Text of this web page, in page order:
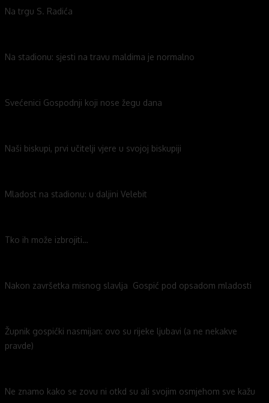
Na trgu S. Radića
Na stadionu: sjesti na travu maldima je normalno
Svećenici Gospodnji koji nose žegu dana
Naši biskupi, prvi učitelji vjere u svojoj biskupiji
Mladost na stadionu: u daljini Velebit
Tko ih može izbrojiti…
Nakon završetka misnog slavlja Gospić pod opsadom mladosti
Župnik gospićki nasmijan: ovo su rijeke ljubavi (a ne nekakve
pravde)
Ne znamo kako se zovu ni otkd su ali svojim osmjehom sve kažu